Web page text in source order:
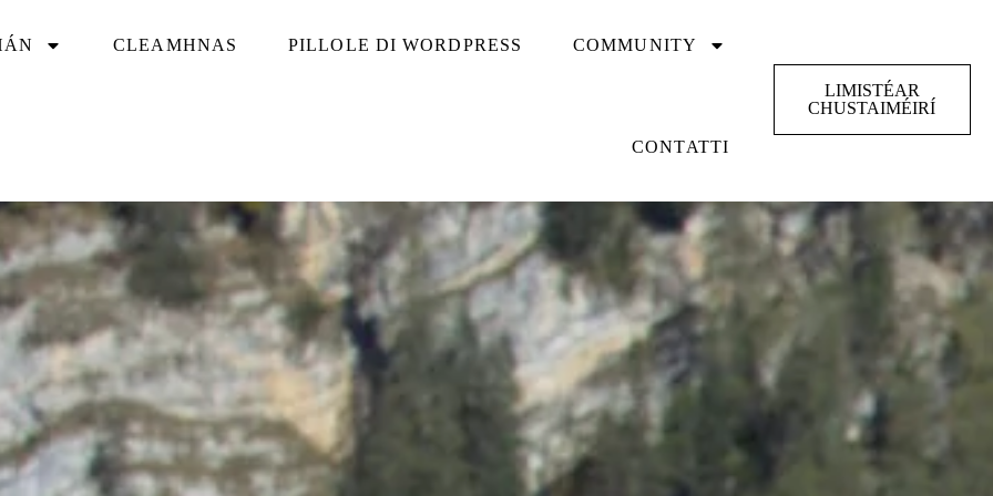
CLEAMHNAS PILLOLE DI WORDPRESS COMMUNITY
CONTATTI
LIMISTÉAR
CHUSTAIMÉIRÍ